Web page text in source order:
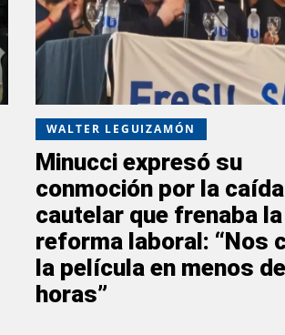
WALTER LEGUIZAMÓN
Minucci expresó su
conmoción por la
cautelar que frenaba la
reforma laboral: “Nos
la película en menos
horas”